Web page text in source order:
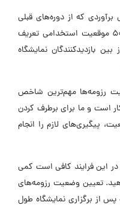
که از دوره‌های قبلی
به‌دست ‌آمده، به نظر میرسد از بین 500 موقعیت استخدامی تعریف
شغلی از بین بازدیدکنندگان نمایشگاه
رزومه‌ها مهم‌ترین شاخص
است و ما برای برطرف کردن
پیگیری‌های لازم را انجام
این فرایند کافی است کمی
تعیین وضعیت رزومه‌های
از برگزاری نمایشگاه طول